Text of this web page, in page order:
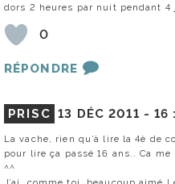
dors 2 heures par nuit pendant 4
0
RÉPONDRE
PRISC 13 DÉC 2011 -16
La vache, rien qu’à lire la 4è de
pour lire ça passé 16 ans.. Ca
^^